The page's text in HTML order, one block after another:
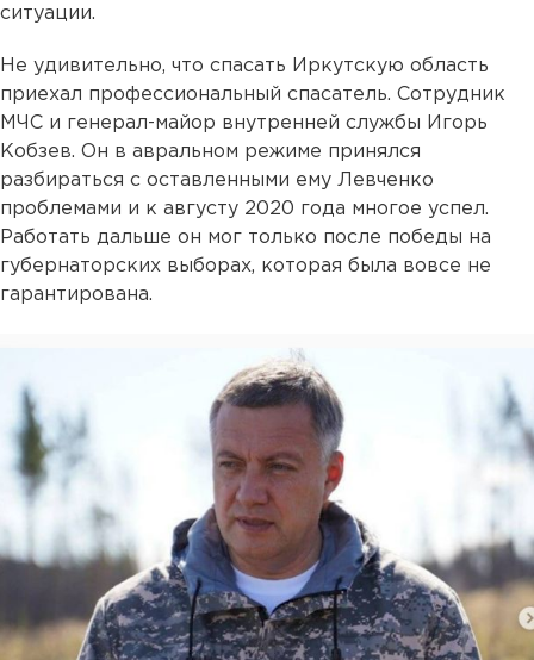
ситуации.
Не удивительно, что спасать Иркутскую область
приехал профессиональный спасатель. Сотрудник
МЧС и генерал-майор внутренней службы Игорь
Кобзев. Он в авральном режиме принялся
разбираться с оставленными ему Левченко
проблемами и к августу 2020 года многое успел.
Работать дальше он мог только после победы на
губернаторских выборах, которая была вовсе не
гарантирована.